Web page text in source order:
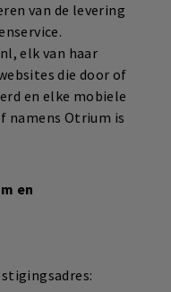
van de levering
elk van haar
die door of
en elke mobiele
namens Otrium is
en